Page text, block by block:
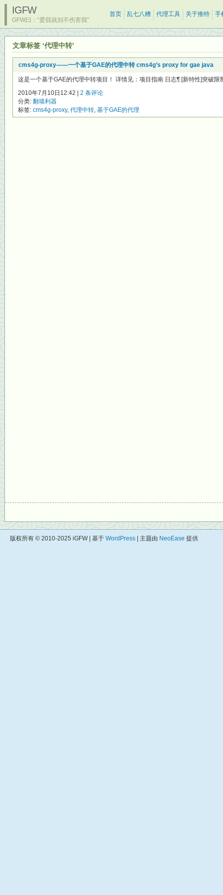
IGFW
GFW曰：“爱我就别不伤害我”
首页 乱七八糟 代理工具 关于推特 手
文章标签 ‘代理中转’
cms4g-proxy——一个基于GAE的代理中转 cms4g’s proxy for gae java
这是一个基于GAE的代理中转项目！ 详情见：项目指南 日志¶ [新特性]突破
2010年7月10日12:42 | 2 条评论
分类: 翻墙利器
标签: cms4g-proxy, 代理中转, 基于GAE的代理
版权所有 © 2010-2025 iGFW | 基于 WordPress | 主题由 NeoEase 提供